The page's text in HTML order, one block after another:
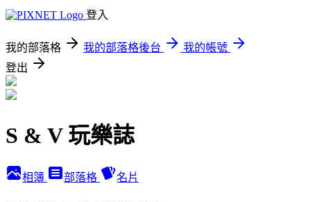
登入
我的部落格 我的部落格後台
我的帳號
登出
S & V 玩樂誌
相簿 部落格 名片